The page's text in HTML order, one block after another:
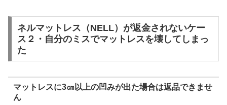
ネルマットレス（NELL）が返金されないケー
ス２・自分のミスでマットレスを壊してしまっ
た
マットレスに3㎝以上の凹みが出た場合は返品できませ
ん